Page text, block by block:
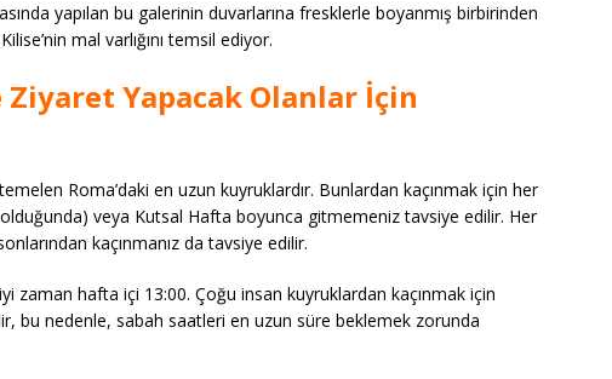
yapılan bu galerinin duvarlarına fresklerle boyanmış birbirinden
mal varlığını temsil ediyor.
Yapacak Olanlar İçin
Roma’daki en uzun kuyruklardır. Bunlardan kaçınmak için her
veya Kutsal Hafta boyunca gitmemeniz tavsiye edilir. Her
kaçınmanız da tavsiye edilir.
zaman hafta içi 13:00. Çoğu insan kuyruklardan kaçınmak için
bu nedenle, sabah saatleri en uzun süre beklemek zorunda